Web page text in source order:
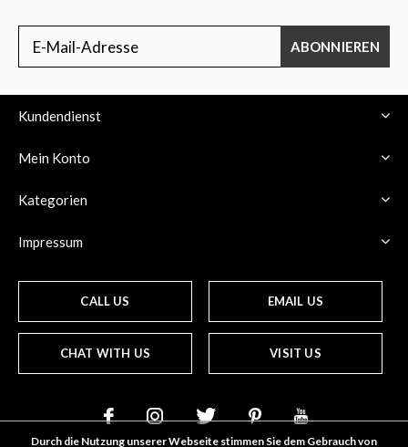
ABONNIEREN
Kundendienst
Mein Konto
Kategorien
Impressum
CALL US EMAIL US
CHAT WITH US VISIT US
Durch die Nutzung unserer Webseite stimmen Sie dem Gebrauch von